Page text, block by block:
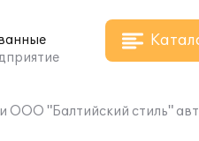
ООО "Балтийский стиль"